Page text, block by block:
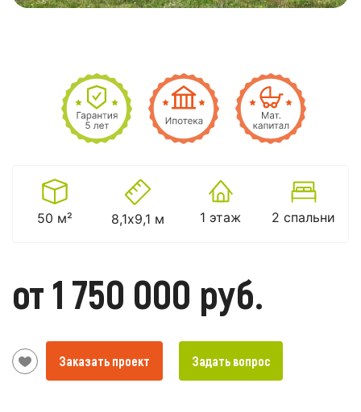
50 м² 8,1х9,1 м 1 этаж 2 спальни
от 1 750 000 руб.
Заказать проект Задать вопрос